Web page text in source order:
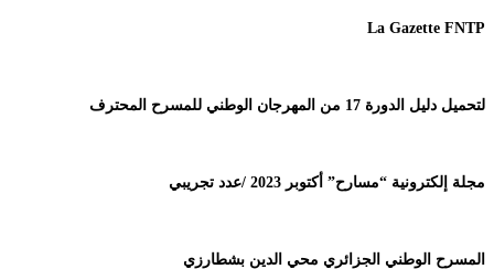
La Gazette FNTP
لتحميل دليل الدورة 17 من المهرجان الوطني للمسرح المحترف
مجلة إلكترونية “مسارح” أكتوبر 2023 /عدد تجريبي
المسرح الوطني الجزائري محي الدين بشطارزي